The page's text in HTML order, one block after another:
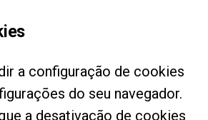
a configuração de cookies
do seu navegador.
a desativação de cookies